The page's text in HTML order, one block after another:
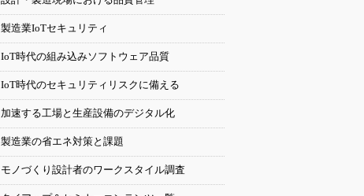
製造業IoTセキュリティ
IoT時代の組み込みソフトウェア品質
IoT時代のセキュリティリスクに備える
加速する工場と生産設備のデジタル化
製造業の省エネ対策と課題
モノづくり設計者のワークスタイル調査